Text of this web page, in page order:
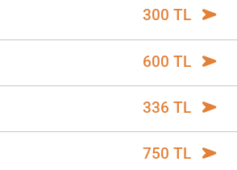
300 TL
600 TL
336 TL
750 TL